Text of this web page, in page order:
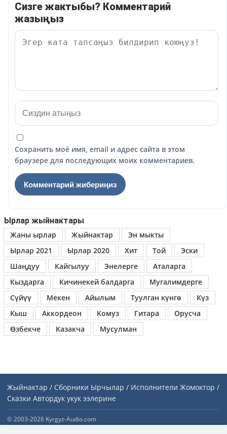
Сизге жактыбы? Комментарий
жазыңыз
Сохранить моё имя, email и адрес сайта в этом
браузере для последующих моих комментариев.
Ырлар жыйнактары
Жаны ырлар
Жыйнактар
Эн мыкты
Ырлар 2021
Ырлар 2020 Хит Той
Эски
Шаңдуу
Кайгылуу Энелерге
Аталарга
Кыздарга
Кичинекей балдарга
Мугалимдерге
Сүйүү
Мекен Айылым Туулган күнгө
Күз
Кыш
Аккордеон Комуз Гитара
Орусча
Өзбекче
Казакча Мусулман
Жыйнактар / Сборники Ырчылар / Исполнители Жомоктор /
Сказки Автордук укук ээлерине
© 2003-2026 Kyrgyz-Audio.com